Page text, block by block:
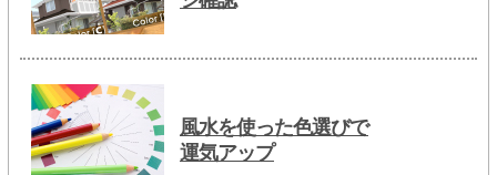
風水を使った色選びで
運気アップ